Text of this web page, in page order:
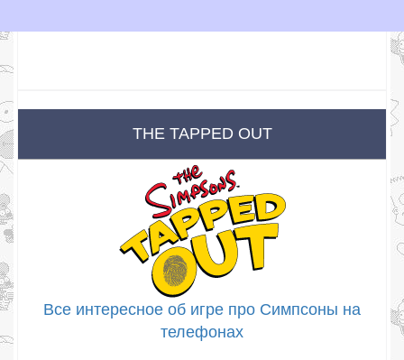
THE TAPPED OUT
Все интересное об игре про Симпсоны на
телефонах